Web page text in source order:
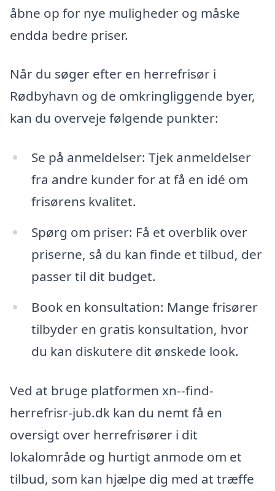
åbne op for nye muligheder og måske
endda bedre priser.
Når du søger efter en herrefrisør i
Rødbyhavn og de omkringliggende byer,
kan du overveje følgende punkter:
Se på anmeldelser: Tjek anmeldelser
fra andre kunder for at få en idé om
frisørens kvalitet.
Spørg om priser: Få et overblik over
priserne, så du kan finde et tilbud, der
passer til dit budget.
Book en konsultation: Mange frisører
tilbyder en gratis konsultation, hvor
du kan diskutere dit ønskede look.
Ved at bruge platformen xn--find-
herrefrisr-jub.dk kan du nemt få en
oversigt over herrefrisører i dit
lokalområde og hurtigt anmode om et
tilbud, som kan hjælpe dig med at træffe